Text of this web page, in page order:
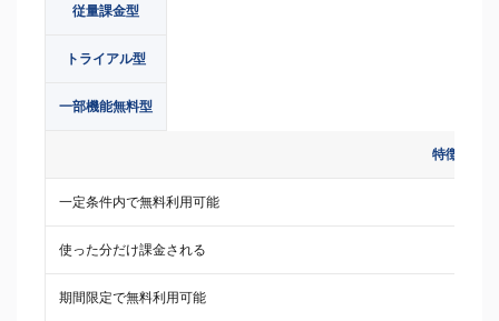
従量課金型
トライアル型
一部機能無料型
特徴
一定条件内で無料利用可能
使った分だけ課金される
期間限定で無料利用可能